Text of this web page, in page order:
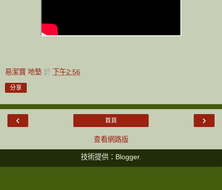
易潔寶 地墊 於 下午2:56
分享
‹ ›
首頁
查看網路版
技術提供： Blogger.